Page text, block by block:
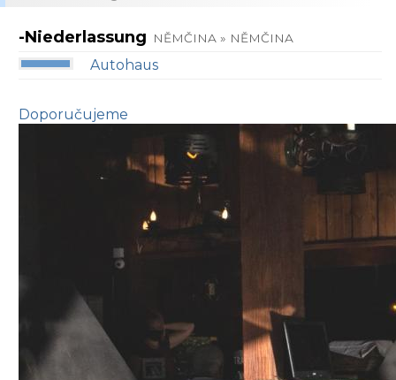
-Niederlassung NĚMČINA » NĚMČINA
Autohaus
Doporučujeme